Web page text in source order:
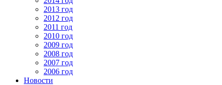
2013 год
2012 год
2011 год
2010 год
2009 год
2008 год
2007 год
2006 год
Новости